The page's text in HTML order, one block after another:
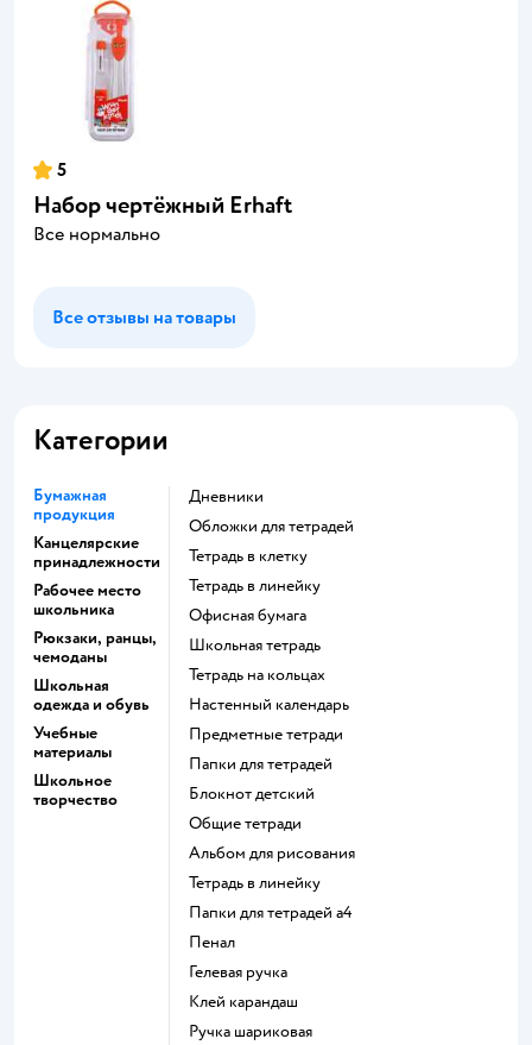
5
Набор чертёжный Erhaft
Все нормально
Все отзывы на товары
Категории
Бумажная
продукция
Канцелярские
принадлежности
Рабочее место
школьника
Рюкзаки, ранцы,
чемоданы
Школьная
одежда и обувь
Учебные
материалы
Школьное
творчество
Дневники
Обложки для тетрадей
Тетрадь в клетку
Тетрадь в линейку
Офисная бумага
Школьная тетрадь
Тетрадь на кольцах
Настенный календарь
Предметные тетради
Папки для тетрадей
Блокнот детский
Общие тетради
Альбом для рисования
Тетрадь в линейку
Папки для тетрадей а4
Пенал
Гелевая ручка
Клей карандаш
Ручка шариковая